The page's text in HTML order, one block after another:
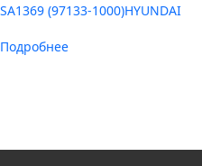
SA1369 (97133-1000)HYUNDAI
Подробнее